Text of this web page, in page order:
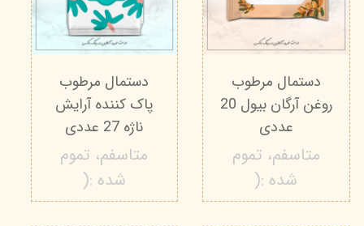
دستمال مرطوب
روغن آرگان بیول 20
عددی
متاسفم، تموم
شده :(
دستمال مرطوب
پاک کننده آرایش
ناژه 27 عددی
متاسفم، تموم
شده :(